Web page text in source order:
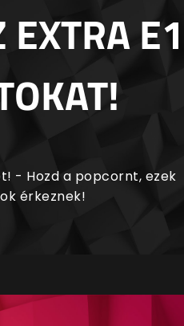
E1
- Hozd a popcornt, ezek
érkeznek!